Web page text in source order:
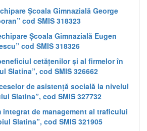
Școala Gimnazială George
cod SMIS 318323
Școala Gimnazială Eugen
cod SMIS 318326
cetățenilor și al firmelor în
Slatina”, cod SMIS 326662
de asistență socială la nivelul
Slatina”, cod SMIS 327732
integrat de management al traficului
Slatina”, cod SMIS 321905